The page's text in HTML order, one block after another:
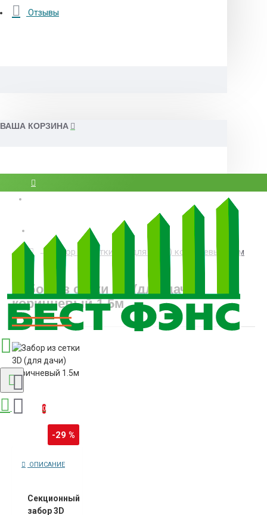
Отзывы
ВАША КОРЗИНА
8(812)507-84-54
Корзина0
Забор из сетки 3D (для дачи) коричневый 1.5м
Забор из сетки 3D (для дачи)
коричневый 1.5м
-29 %
ОПИСАНИЕ
Секционный
забор 3D